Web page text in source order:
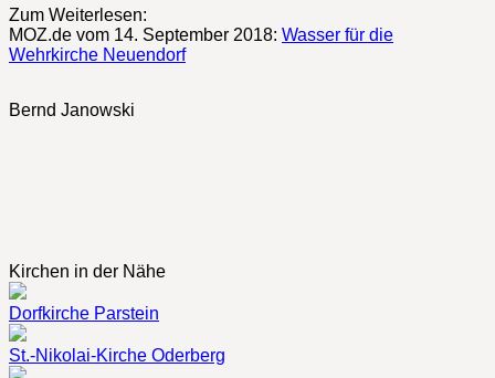
Zum Weiterlesen:
MOZ.de vom 14. September 2018: Wasser für die
Wehrkirche Neuendorf
Bernd Janowski
Kirchen in der Nähe
Dorfkirche Parstein
St.-Nikolai-Kirche Oderberg